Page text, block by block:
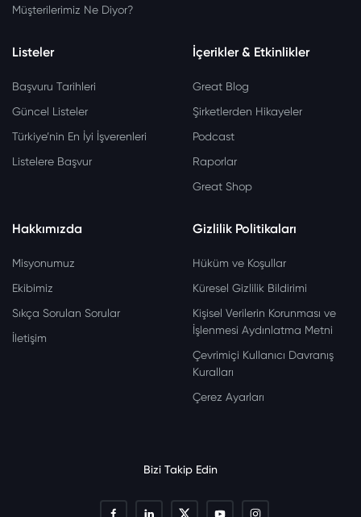
Müşterilerimiz Ne Diyor?
Listeler
Başvuru Tarihleri
Güncel Listeler
Türkiye’nin En İyi İşverenleri
Listelere Başvur
İçerikler & Etkinlikler
Great Blog
Şirketlerden Hikayeler
Podcast
Raporlar
Great Shop
Hakkımızda
Misyonumuz
Ekibimiz
Sıkça Sorulan Sorular
İletişim
Gizlilik Politikaları
Hüküm ve Koşullar
Küresel Gizlilik Bildirimi
Kişisel Verilerin Korunması ve
İşlenmesi Aydınlatma Metni
Çevrimiçi Kullanıcı Davranış
Kuralları
Çerez Ayarları
Bizi Takip Edin